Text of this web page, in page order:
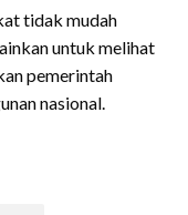
tidak mudah
untuk melihat
pemerintah
nasional.